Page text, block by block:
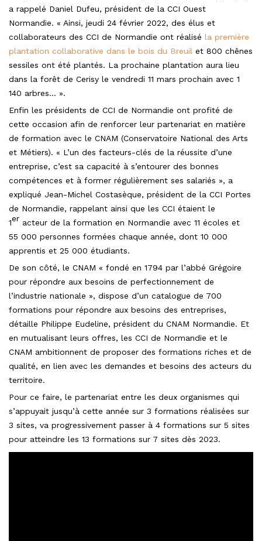
a rappelé Daniel Dufeu, président de la CCI Ouest
Normandie. « Ainsi, jeudi 24 février 2022, des élus et
collaborateurs des CCI de Normandie ont réalisé la première
plantation collaborative dans le bois du Breuil et 800 chênes
sessiles ont été plantés. La prochaine plantation aura lieu
dans la forêt de Cerisy le vendredi 11 mars prochain avec 1
140 arbres… ».
Enfin les présidents de CCI de Normandie ont profité de
cette occasion afin de renforcer leur partenariat en matière
de formation avec le CNAM (Conservatoire National des Arts
et Métiers). « L’un des facteurs-clés de la réussite d’une
entreprise, c’est sa capacité à s’entourer des bonnes
compétences et à former régulièrement ses salariés », a
expliqué Jean-Michel Costasèque, président de la CCI Portes
de Normandie, rappelant ainsi que les CCI étaient le
1er acteur de la formation en Normandie avec 11 écoles et
55 000 personnes formées chaque année, dont 10 000
apprentis et 25 000 étudiants.
De son côté, le CNAM « fondé en 1794 par l’abbé Grégoire
pour répondre aux besoins de perfectionnement de
l’industrie nationale », dispose d’un catalogue de 700
formations pour répondre aux besoins des entreprises,
détaille Philippe Eudeline, président du CNAM Normandie. Et
en mutualisant leurs offres, les CCI de Normandie et le
CNAM ambitionnent de proposer des formations riches et de
qualité, en lien avec les demandes et besoins des acteurs du
territoire.
Pour ce faire, le partenariat entre les deux organismes qui
s’appuyait jusqu’à cette année sur 3 formations réalisées sur
3 sites, va progressivement passer à 4 formations sur 5 sites
pour atteindre les 13 formations sur 7 sites dès 2023.